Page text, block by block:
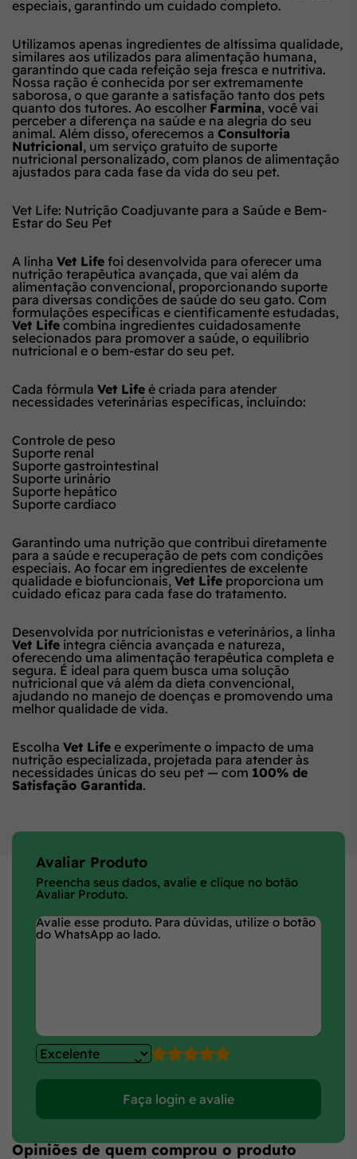
especiais, garantindo um cuidado completo.
Utilizamos apenas ingredientes de altíssima qualidade,
similares aos utilizados para alimentação humana,
garantindo que cada refeição seja fresca e nutritiva.
Nossa ração é conhecida por ser extremamente
saborosa, o que garante a satisfação tanto dos pets
quanto dos tutores. Ao escolher Farmina, você vai
perceber a diferença na saúde e na alegria do seu
animal. Além disso, oferecemos a Consultoria
Nutricional, um serviço gratuito de suporte
nutricional personalizado, com planos de alimentação
ajustados para cada fase da vida do seu pet.
Vet Life: Nutrição Coadjuvante para a Saúde e Bem-
Estar do Seu Pet
A linha Vet Life foi desenvolvida para oferecer uma
nutrição terapêutica avançada, que vai além da
alimentação convencional, proporcionando suporte
para diversas condições de saúde do seu gato. Com
formulações específicas e cientificamente estudadas,
Vet Lifecombina ingredientes cuidadosamente
selecionados para promover a saúde, o equilíbrio
nutricional e o bem-estar do seu pet.
Cada fórmula Vet Life é criada para atender
necessidades veterinárias específicas, incluindo:
Controle de peso
Suporte renal
Suporte gastrointestinal
Suporte urinário
Suporte hepático
Suporte cardíaco
Garantindo uma nutrição que contribui diretamente
para a saúde e recuperação de pets com condições
especiais. Ao focar em ingredientes de excelente
qualidade e biofuncionais, Vet Life proporciona um
cuidado eficaz para cada fase do tratamento.
Desenvolvida por nutricionistas e veterinários, a linha
Vet Life integra ciência avançada e natureza,
oferecendo uma alimentação terapêutica completa e
segura. É ideal para quem busca uma solução
nutricional que vá além da dieta convencional,
ajudando no manejo de doenças e promovendo uma
melhor qualidade de vida.
Escolha Vet Life e experimente o impacto de uma
nutrição especializada, projetada para atender às
necessidades únicas do seu pet — com 100% de
Satisfação Garantida.
Avaliar Produto
Preencha seus dados, avalie e clique no botão
Avaliar Produto.
Faça login e avalie
Opiniões de quem comprou o produto